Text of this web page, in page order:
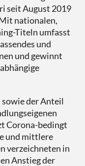
seit August 2019
nationalen,
Titeln umfasst
und
und gewinnt
der Anteil
Corona-bedingt
und mittlere
verzeichneten in
Anstieg der